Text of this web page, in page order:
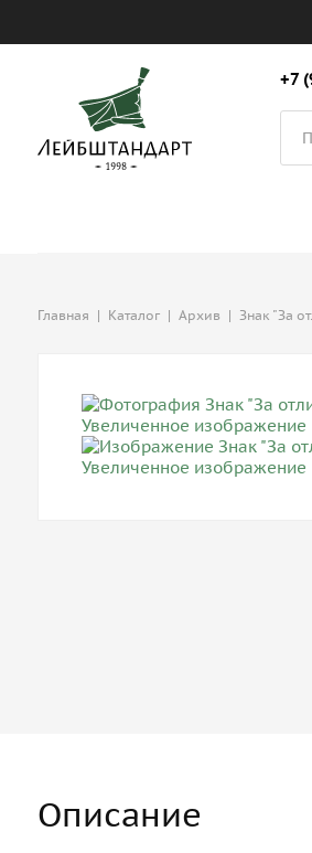
+7
Главная | Каталог | Архив | Знак "За
Описание